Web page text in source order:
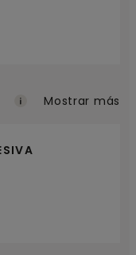
Mostrar más